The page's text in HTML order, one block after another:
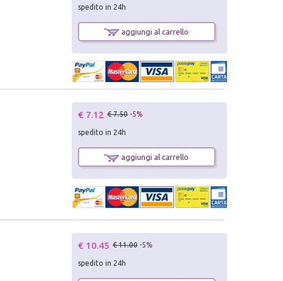
spedito in 24h
aggiungi al carrello
€ 7.12 € 7.50 -5%
spedito in 24h
aggiungi al carrello
€ 10.45 € 11.00 -5%
spedito in 24h